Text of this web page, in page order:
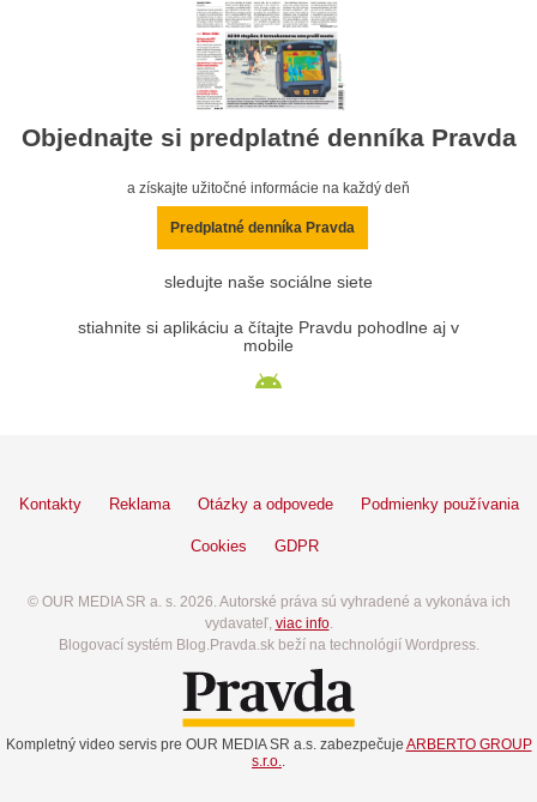
Objednajte si predplatné denníka Pravda
a získajte užitočné informácie na každý deň
Predplatné denníka Pravda
sledujte naše sociálne siete
stiahnite si aplikáciu a čítajte Pravdu pohodlne aj v
mobile
Kontakty Reklama Otázky a odpovede Podmienky používania
Cookies GDPR
© OUR MEDIA SR a. s. 2026. Autorské práva sú vyhradené a vykonáva ich
vydavateľ, viac info.
Blogovací systém Blog.Pravda.sk beží na technológií Wordpress.
Kompletný video servis pre OUR MEDIA SR a.s. zabezpečuje ARBERTO GROUP
s.r.o.